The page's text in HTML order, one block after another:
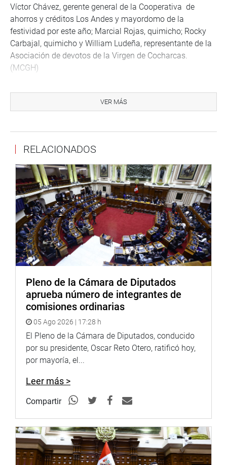
Víctor Chávez, gerente general de la Cooperativa de
ahorros y créditos Los Andes y mayordomo de la
festividad por este año; Marcial Rojas, quimicho; Rocky
Carbajal, quimicho y William Ludeña, representante de la
Asociación de devotos de la Virgen de Cocharcas.
(MCGH)
PRENSA-CONGRESO 9-7-18
Puede encontrar más información en nuestra página web
y redes sociales.
Heraldo:goo.gl/Ty5Tto
Portal: http://www.congreso.gob.pe/
Facebook: https://goo.gl/s5t7XN
Twitter: https://goo.gl/iMywRR
Radio: goo.gl/hMwTg1
fotografia.congreso.gob.pe
VER MÁS
RELACIONADOS
Pleno de la Cámara de Diputados
aprueba número de integrantes de
comisiones ordinarias
05 Ago 2026 | 17:28 h
El Pleno de la Cámara de Diputados, conducido
por su presidente, Oscar Reto Otero, ratificó hoy,
por mayoría, el...
Leer más >
Compartir